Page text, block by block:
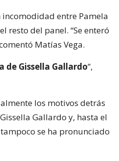
entre Pamela
resto del panel. “Se enteró
Matías Vega.
de Gissella Gallardo”,
los motivos detrás
Gallardo y, hasta el
se ha pronunciado